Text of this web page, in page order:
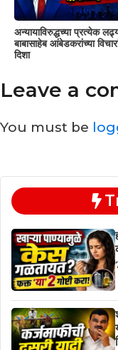
अन्यायाविरुद्धच्या प्रत्येक
बाबासाहेब आंबेडकरांच्या
दिशा
Leave a
You must be